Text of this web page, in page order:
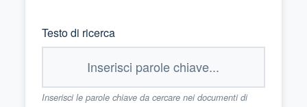
Testo di ricerca
Inserisci le parole chiave da cercare nei documenti di